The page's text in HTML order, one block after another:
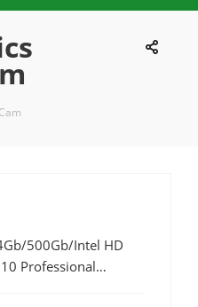
500Gb/Intel HD
Professional